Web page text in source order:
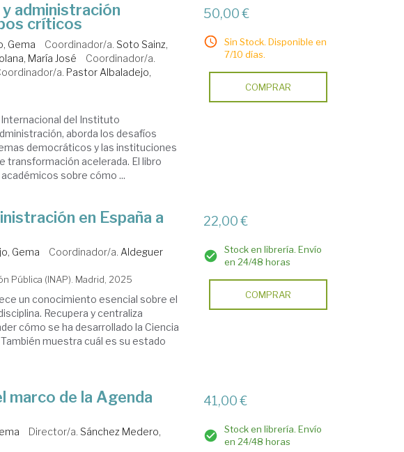
administración
críticos
Gema Coordinador/a. Soto Sainz,
María José
Coordinador/a.
a. Pastor Albaladejo,
del Instituto
aborda los desafíos
democráticos y las instituciones
transformación acelerada. El libro
sobre cómo ...
50,00 €
Sin Stock. Disponible en
7/10 días.
COMPRAR
en España a
Gema Coordinador/a. Aldeguer
Pública (INAP). Madrid, 2025
un conocimiento esencial sobre el
Recupera y centraliza
cómo se ha desarrollado la Ciencia
muestra cuál es su estado
22,00 €
Stock en librería. Envío
en 24/48 horas
COMPRAR
marco de la Agenda
Director/a. Sánchez Medero,
41,00 €
Stock en librería. Envío
en 24/48 horas